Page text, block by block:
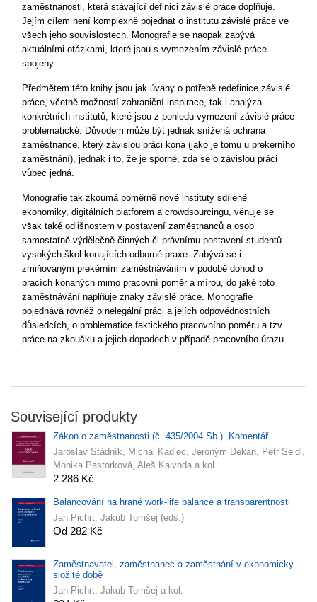
zaměstnanosti, která stávající definici závislé práce doplňuje.
Jejím cílem není komplexně pojednat o institutu závislé práce ve
všech jeho souvislostech. Monografie se naopak zabývá
aktuálními otázkami, které jsou s vymezením závislé práce
spojeny.
Předmětem této knihy jsou jak úvahy o potřebě redefinice závislé
práce, včetně možností zahraniční inspirace, tak i analýza
konkrétních institutů, které jsou z pohledu vymezení závislé práce
problematické. Důvodem může být jednak snížená ochrana
zaměstnance, který závislou práci koná (jako je tomu u prekérního
zaměstnání), jednak i to, že je sporné, zda se o závislou práci
vůbec jedná.
Monografie tak zkoumá poměrně nové instituty sdílené
ekonomiky, digitálních platforem a crowdsourcingu, věnuje se
však také odlišnostem v postavení zaměstnanců a osob
samostatně výdělečně činných či právnímu postavení studentů
vysokých škol konajících odborné praxe. Zabývá se i
zmiňovaným prekérním zaměstnáváním v podobě dohod o
pracích konaných mimo pracovní poměr a mírou, do jaké toto
zaměstnávání naplňuje znaky závislé práce. Monografie
pojednává rovněž o nelegální práci a jejích odpovědnostních
důsledcích, o problematice faktického pracovního poměru a tzv.
práce na zkoušku a jejich dopadech v případě pracovního úrazu.
Související produkty
Zákon o zaměstnanosti (č. 435/2004 Sb.). Komentář
Jaroslav Stádník, Michal Kadlec, Jeroným Dekan, Petr Seidl,
Monika Pastorková, Aleš Kalvoda a kol.
2 286 Kč
Balancování na hraně work-life balance a transparentnosti
Jan Pichrt, Jakub Tomšej (eds.)
Od 282 Kč
Zaměstnavatel, zaměstnanec a zaměstnání v ekonomicky
složité době
Jan Pichrt, Jakub Tomšej a kol.